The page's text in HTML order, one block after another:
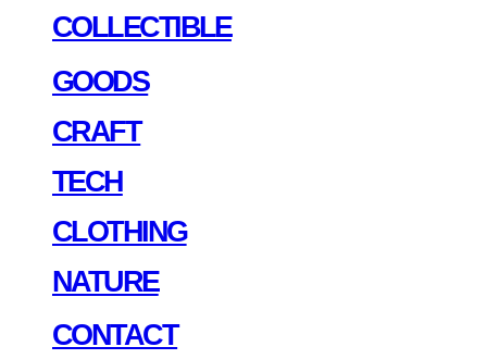
COLLECTIBLE
GOODS
CRAFT
TECH
CLOTHING
NATURE
CONTACT